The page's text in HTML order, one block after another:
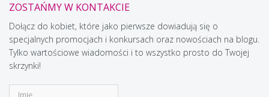
ZOSTAŃMY W KONTAKCIE
Dołącz do kobiet, które jako pierwsze dowiadują się o
specjalnych promocjach i konkursach oraz nowościach na blogu.
Tylko wartościowe wiadomości i to wszystko prosto do Twojej
skrzynki!